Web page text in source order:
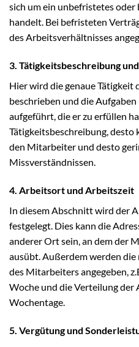
sich um ein unbefristetes
handelt. Bei befristeten
des Arbeitsverhältnisses
3. Tätigkeitsbeschreibung
Hier wird die genaue Tätigkeit
beschrieben und die
aufgeführt, die er zu erfüllen
Tätigkeitsbeschreibung, desto
den Mitarbeiter und desto
Missverständnissen.
4. Arbeitsort und Arbeitszeit
In diesem Abschnitt wird der
festgelegt. Dies kann die
anderer Ort sein, an dem der
ausübt. Außerdem werden
des Mitarbeiters angegeben,
Woche und die Verteilung der
Wochentage.
5. Vergütung und